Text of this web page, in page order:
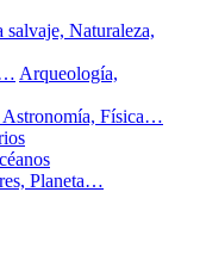
salvaje, Naturaleza,
Arqueología,
Astronomía, Física…
Planeta…